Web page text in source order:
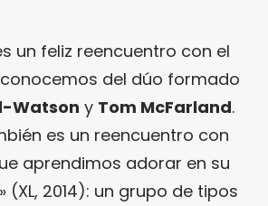
un feliz reencuentro con el
del dúo formado
Watson y Tom McFarland.
es un reencuentro con
aprendimos adorar en su
» (XL, 2014): un grupo de tipos